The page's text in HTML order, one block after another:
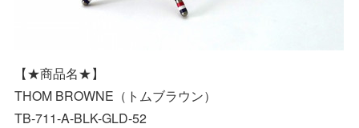
【★商品名★】
THOM BROWNE（トムブラウン）
TB-711-A-BLK-GLD-52